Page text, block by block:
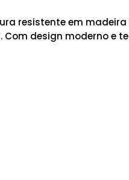
resistente em
design moderno e